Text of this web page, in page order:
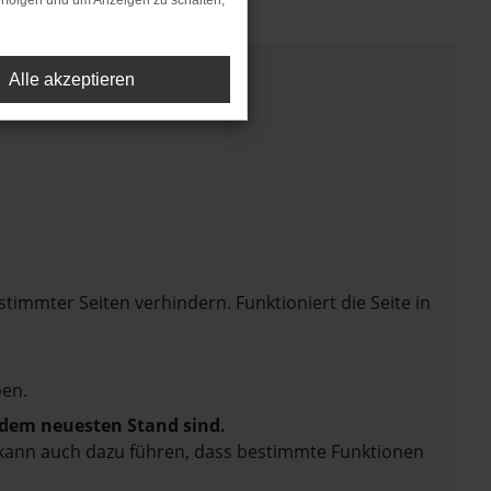
Seiten verhindern. Funktioniert die Seite in
neuesten Stand sind.
auch dazu führen, dass bestimmte Funktionen
Alle akzeptieren